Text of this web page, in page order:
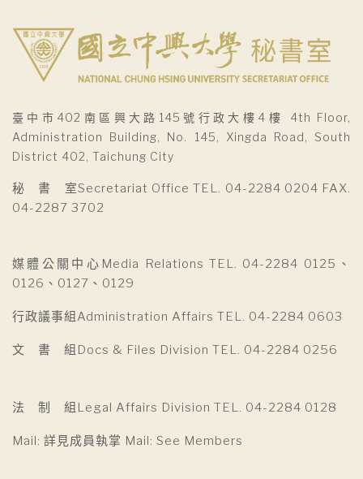
臺中市402南區興大路145號行政大樓4樓 4th Floor,
Administration Building, No. 145, Xingda Road, South
District 402, Taichung City
秘 書 室Secretariat Office TEL. 04-2284 0204 FAX.
04-2287 3702
媒體公關中心Media Relations TEL. 04-2284 0125、
0126、0127、0129
行政議事組Administration Affairs TEL. 04-2284 0603
文 書 組Docs & Files Division TEL. 04-2284 0256
法 制 組Legal Affairs Division TEL. 04-2284 0128
Mail: 詳見成員執掌 Mail: See Members